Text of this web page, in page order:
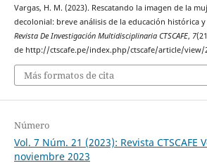
Vargas, H. M. (2023). Rescatando la imagen de la
decolonial: breve análisis de la educación histórica
Revista De Investigación Multidisciplinaria CTSCAFE, 7
de http://ctscafe.pe/index.php/ctscafe/article/view/
Más formatos de cita
Número
Vol. 7 Núm. 21 (2023): Revista CTSCAFE
noviembre 2023